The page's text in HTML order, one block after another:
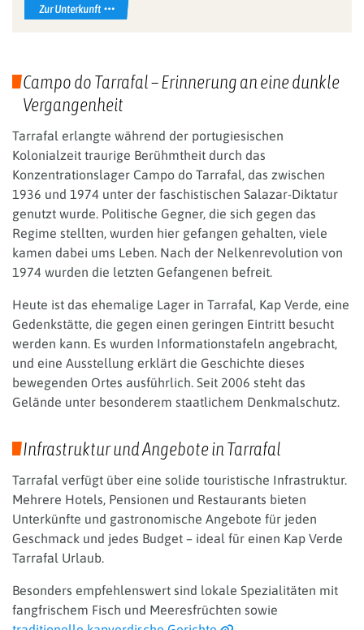
Zur Unterkunft
Campo do Tarrafal – Erinnerung an eine dunkle
Vergangenheit
Tarrafal erlangte während der portugiesischen
Kolonialzeit traurige Berühmtheit durch das
Konzentrationslager Campo do Tarrafal, das zwischen
1936 und 1974 unter der faschistischen Salazar-Diktatur
genutzt wurde. Politische Gegner, die sich gegen das
Regime stellten, wurden hier gefangen gehalten, viele
kamen dabei ums Leben. Nach der Nelkenrevolution von
1974 wurden die letzten Gefangenen befreit.
Heute ist das ehemalige Lager in Tarrafal, Kap Verde, eine
Gedenkstätte, die gegen einen geringen Eintritt besucht
werden kann. Es wurden Informationstafeln angebracht,
und eine Ausstellung erklärt die Geschichte dieses
bewegenden Ortes ausführlich. Seit 2006 steht das
Gelände unter besonderem staatlichem Denkmalschutz.
Infrastruktur und Angebote in Tarrafal
Tarrafal verfügt über eine solide touristische Infrastruktur.
Mehrere Hotels, Pensionen und Restaurants bieten
Unterkünfte und gastronomische Angebote für jeden
Geschmack und jedes Budget – ideal für einen Kap Verde
Tarrafal Urlaub.
Besonders empfehlenswert sind lokale Spezialitäten mit
fangfrischem Fisch und Meeresfrüchten sowie